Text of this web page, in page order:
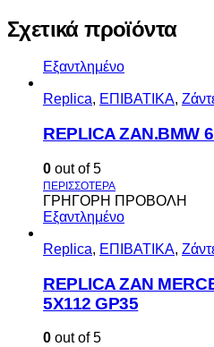
Σχετικά προϊόντα
Εξαντλημένο
Replica, ΕΠΙΒΑΤΙΚΑ,
REPLICA ZAN.BMW
0 out of 5
ΓΡΗΓΟΡΗ ΠΡΟΒΟΛΗ
Εξαντλημένο
Replica, ΕΠΙΒΑΤΙΚΑ,
REPLICA ZAN
5X112 GP35
0 out of 5